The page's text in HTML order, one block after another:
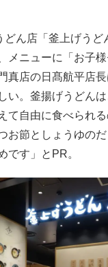
ん店「釜上げうど
メニューに「お子
真店の日髙航平店
い。釜揚げうどん
て自由に食べられ
お節としょうゆの
です」とPR。